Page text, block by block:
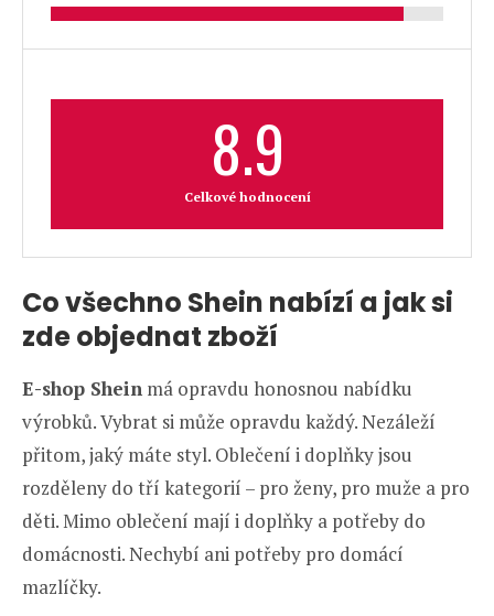
8.9
Celkové hodnocení
Co všechno Shein nabízí a jak si
zde objednat zboží
E-shop Shein má opravdu honosnou nabídku
výrobků. Vybrat si může opravdu každý. Nezáleží
přitom, jaký máte styl. Oblečení i doplňky jsou
rozděleny do tří kategorií – pro ženy, pro muže a pro
děti. Mimo oblečení mají i doplňky a potřeby do
domácnosti. Nechybí ani potřeby pro domácí
mazlíčky.